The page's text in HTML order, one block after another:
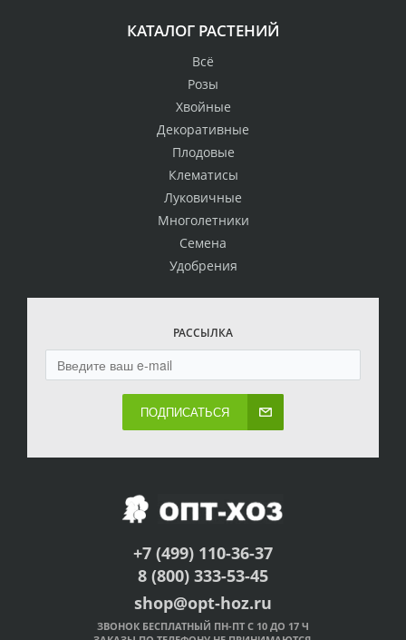
КАТАЛОГ РАСТЕНИЙ
Всё
Розы
Хвойные
Декоративные
Плодовые
Клематисы
Луковичные
Многолетники
Семена
Удобрения
РАССЫЛКА
ПОДПИСАТЬСЯ
+7 (499) 110-36-37
8 (800) 333-53-45
shop@opt-hoz.ru
ЗВОНОК БЕСПЛАТНЫЙ ПН-ПТ С 10 ДО 17 Ч